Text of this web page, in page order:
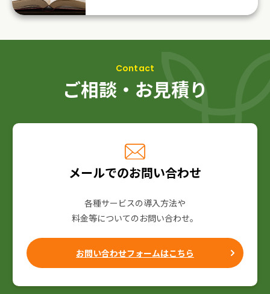
ご相談・お見積り
メールでのお問い合わせ
各種サービスの導入方法や
料金等についてのお問い合わせ。
お問い合わせフォームはこちら